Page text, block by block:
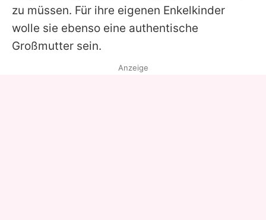
zu müssen. Für ihre eigenen Enkelkinder
wolle sie ebenso eine authentische
Großmutter sein.
Anzeige